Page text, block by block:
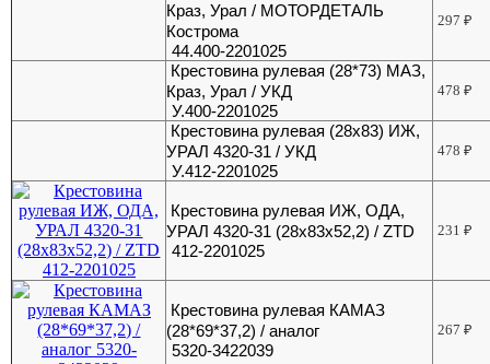
Краз, Урал / МОТОРДЕТАЛЬ
Кострома
44.400-2201025
297₽
Крестовина рулевая (28*73) МАЗ,
Краз, Урал / УКД
У.400-2201025
478₽
Крестовина рулевая (28х83) ИЖ,
УРАЛ 4320-31 / УКД
У.412-2201025
478₽
Крестовина рулевая ИЖ, ОДА,
УРАЛ 4320-31 (28х83х52,2) / ZTD
412-2201025
231₽
Крестовина рулевая КАМАЗ
(28*69*37,2) / аналог
5320-3422039
267₽